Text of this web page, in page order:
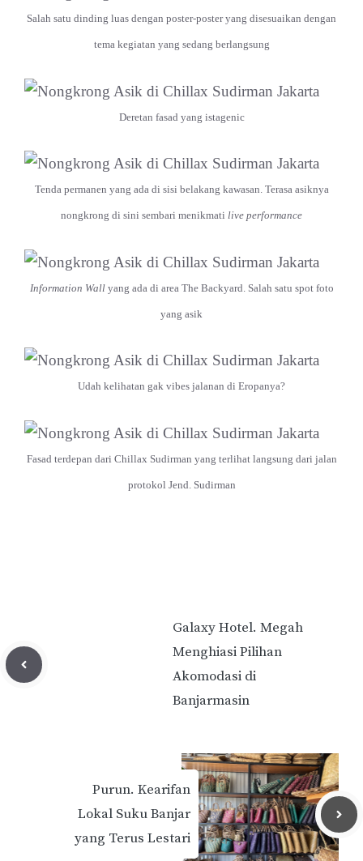
Salah satu dinding luas dengan poster-poster yang disesuaikan dengan
tema kegiatan yang sedang berlangsung
Deretan fasad yang istagenic
Tenda permanen yang ada di sisi belakang kawasan. Terasa asiknya
nongkrong di sini sembari menikmati live performance
Information Wallyang ada di area The Backyard. Salah satu spot foto
yang asik
Udah kelihatan gak vibes jalanan di Eropanya?
Fasad terdepan dari Chillax Sudirman yang terlihat langsung dari jalan
protokol Jend. Sudirman
Galaxy Hotel. Megah
Menghiasi Pilihan
Akomodasi di
Banjarmasin
Purun. Kearifan
Lokal Suku Banjar
yang Terus Lestari